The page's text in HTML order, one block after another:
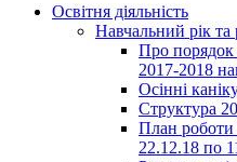
Освітня діяльність
Навчальний рік
Про порядок
2017-2018
Осінні
Структура
План
22.12.18 по